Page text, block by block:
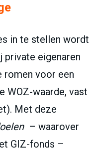
in te stellen wordt
private eigenaren
romen voor een
WOZ-waarde, vast
Met deze
– waarover
GIZ-fonds –